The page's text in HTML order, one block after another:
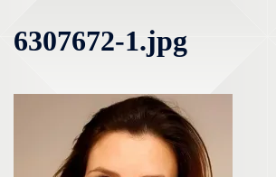
6307672-1.jpg